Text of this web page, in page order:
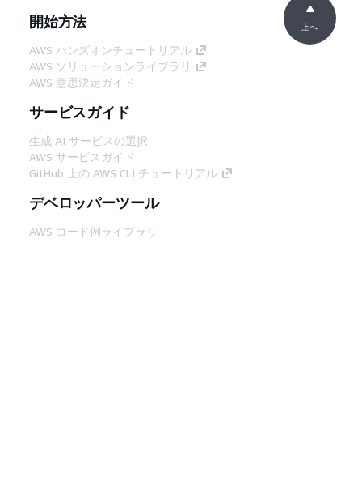
開始方法
AWS ハンズオンチュートリアル
AWS ソリューションライブラリ
AWS 意思決定ガイド
サービスガイド
生成 AI サービスの選択
AWS サービスガイド
GitHub 上の AWS CLI チュートリアル
デベロッパーツール
AWS コード例ライブラリ
上へ